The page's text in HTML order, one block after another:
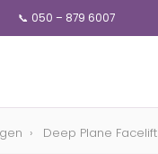
📞 050 – 879 6007
› Deep Plane Facelift